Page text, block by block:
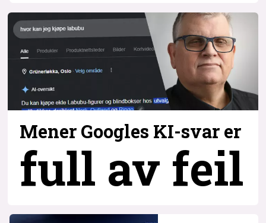
Mener Googles KI-svar er
full av feil